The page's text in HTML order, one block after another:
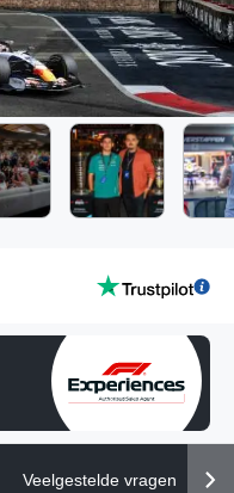
Veelgestelde vragen